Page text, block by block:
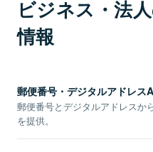
ビジネス・法
情報
郵便番号・デジタルアドレス
郵便番号とデジタルアドレスか
を提供。